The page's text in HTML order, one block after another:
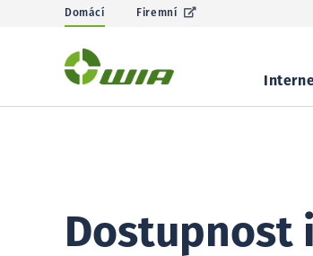
Domácí Firemní